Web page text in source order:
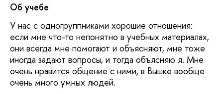
Об учебе
У нас с одногруппниками хорошие отношения:
если мне что-то непонятно в учебных материалах,
они всегда мне помогают и объясняют, мне тоже
иногда задают вопросы, и тогда объясняю я. Мне
очень нравится общение с ними, в Вышке вообще
очень много умных людей.